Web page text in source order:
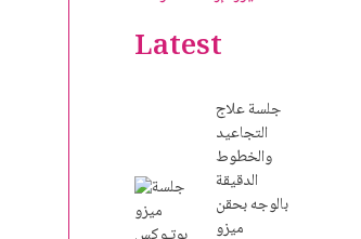
Latest
جلسة علاج
التجاعيد
والخطوط
الدقيقة
بالوجه بحقن
ميزو